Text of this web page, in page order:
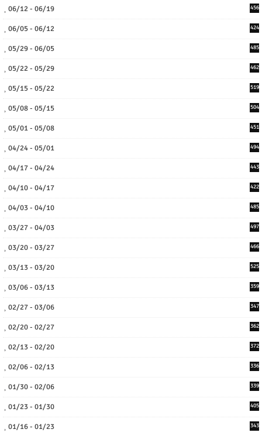
06/12 - 06/19 456
06/05 - 06/12 424
05/29 - 06/05 485
05/22 - 05/29 462
05/15 - 05/22 519
05/08 - 05/15 504
05/01 - 05/08 451
04/24 - 05/01 494
04/17 - 04/24 443
04/10 - 04/17 422
04/03 - 04/10 485
03/27 - 04/03 497
03/20 - 03/27 466
03/13 - 03/20 525
03/06 - 03/13 359
02/27 - 03/06 347
02/20 - 02/27 362
02/13 - 02/20 372
02/06 - 02/13 336
01/30 - 02/06 339
01/23 - 01/30 405
01/16 - 01/23 343